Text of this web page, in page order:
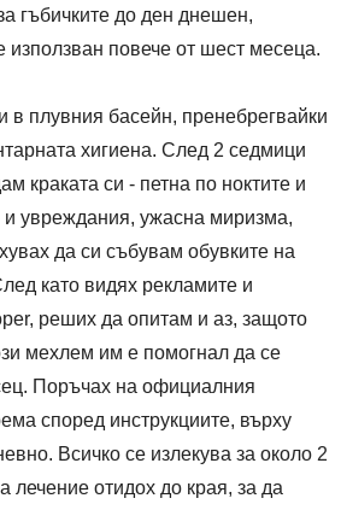
гъбичките до ден днешен,
използван повече от шест месеца.
в плувния басейн, пренебрегвайки
хигиена. След 2 седмици
краката си - петна по ноктите и
и увреждания, ужасна миризма,
да си събувам обувките на
като видях рекламите и
реших да опитам и аз, защото
мехлем им е помогнал да се
Поръчах на официалния
според инструкциите, върху
Всичко се излекува за около 2
лечение отидох до края, за да